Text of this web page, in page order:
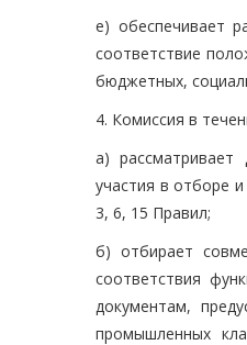
е) обеспечивает
соответствие
бюджетных,
4. Комиссия в
а) рассматривает
участия в отборе
3, 6, 15 Правил;
б) отбирает
соответствия
документам,
промышленных